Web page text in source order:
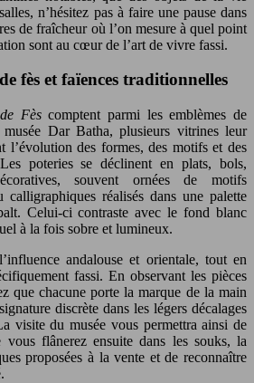
n’hésitez pas à faire une pause dans
de fraîcheur où l’on mesure à quel point
sont au cœur de l’art de vivre fassi.
fès et faïences traditionnelles
Fèscomptent parmi les emblèmes de
musée Dar Batha, plusieurs vitrines leur
l’évolution des formes, des motifs et des
poteries se déclinent en plats, bols,
souvent ornées de motifs
calligraphiques réalisés dans une palette
Celui-ci contraste avec le fond blanc
à la fois sobre et lumineux.
andalouse et orientale, tout en
fassi. En observant les pièces
que chacune porte la marque de la main
discrète dans les légers décalages
visite du musée vous permettra ainsi de
vous flânerez ensuite dans les souks, la
proposées à la vente et de reconnaître